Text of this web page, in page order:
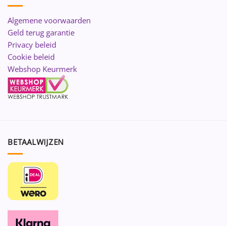
Algemene voorwaarden
Geld terug garantie
Privacy beleid
Cookie beleid
Webshop Keurmerk
BETAALWIJZEN